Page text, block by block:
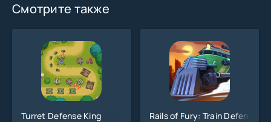
Смотрите также
Turret Defense King Rails of Fury: Train Defence